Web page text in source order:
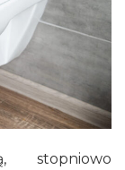
stopniowo